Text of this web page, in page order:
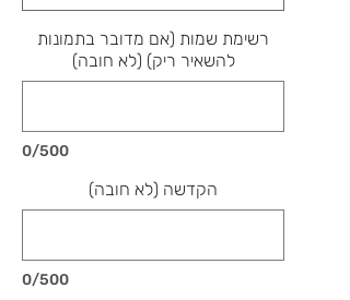
רשימת שמות (אם מדובר בתמונות
להשאיר ריק) (לא חובה)
0/500
הקדשה (לא חובה)
0/500